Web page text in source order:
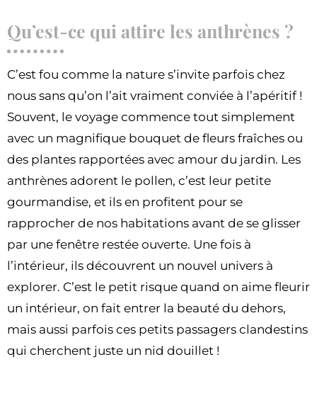
Qu’est-ce qui attire les anthrènes ?
C’est fou comme la nature s’invite parfois chez
nous sans qu’on l’ait vraiment conviée à l’apéritif !
Souvent, le voyage commence tout simplement
avec un magnifique bouquet de fleurs fraîches ou
des plantes rapportées avec amour du jardin. Les
anthrènes adorent le pollen, c’est leur petite
gourmandise, et ils en profitent pour se
rapprocher de nos habitations avant de se glisser
par une fenêtre restée ouverte. Une fois à
l’intérieur, ils découvrent un nouvel univers à
explorer. C’est le petit risque quand on aime fleurir
un intérieur, on fait entrer la beauté du dehors,
mais aussi parfois ces petits passagers clandestins
qui cherchent juste un nid douillet !